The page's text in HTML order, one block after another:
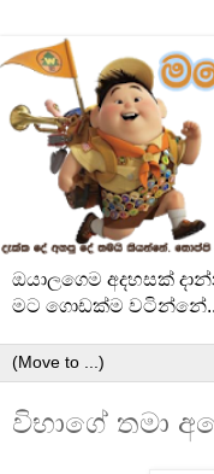
ඔයාලගෙම අදහසක්
මට ගොඩක්ම
විභාගේ තමා